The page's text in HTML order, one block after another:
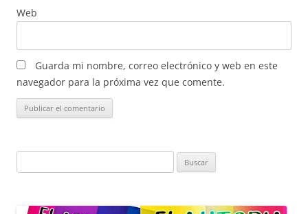
Web
Guarda mi nombre, correo electrónico y web en este
navegador para la próxima vez que comente.